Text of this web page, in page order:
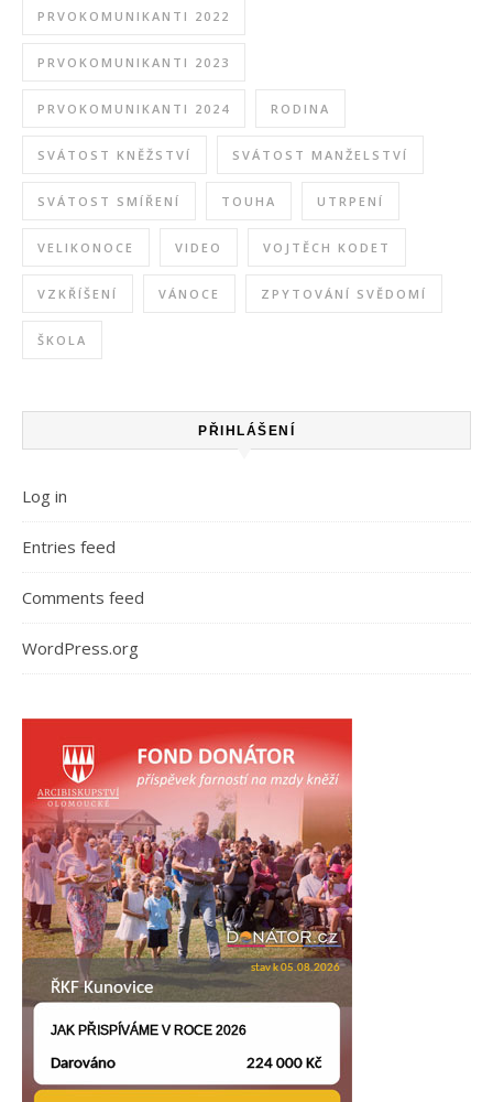
PRVOKOMUNIKANTI 2022
PRVOKOMUNIKANTI 2023
PRVOKOMUNIKANTI 2024 RODINA
SVÁTOST KNĚŽSTVÍ SVÁTOST MANŽELSTVÍ
SVÁTOST SMÍŘENÍ TOUHA UTRPENÍ
VELIKONOCE VIDEO VOJTĚCH KODET
VZKŘÍŠENÍ VÁNOCE ZPYTOVÁNÍ SVĚDOMÍ
ŠKOLA
PŘIHLÁŠENÍ
Log in
Entries feed
Comments feed
WordPress.org